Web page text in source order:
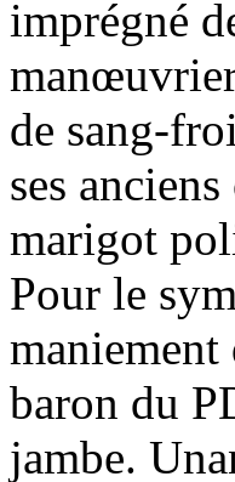
imprégné
de sang-
ses
marigot
Pour le
maniement
baron du
jambe.